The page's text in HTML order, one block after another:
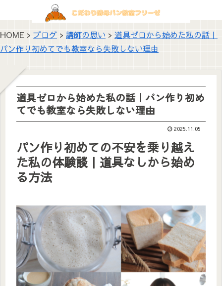
HOME > ブログ > 講師の思い > 道具ゼロから始めた私の話｜
パン作り初めてでも教室なら失敗しない理由
道具ゼロから始めた私の話｜パン作り初め
てでも教室なら失敗しない理由
2025.11.05
パン作り初めての不安を乗り越え
た私の体験談｜道具なしから始め
る方法